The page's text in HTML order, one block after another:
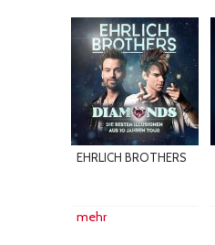
EHRLICH BROTHERS
mehr